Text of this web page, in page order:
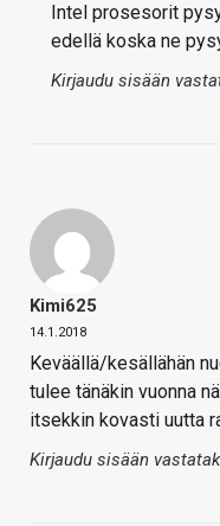
Intel prosesorit
edellä koska ne
Kirjaudu sisään
Kimi625
14.1.2018
Keväällä/kesällähän
tulee tänäkin vuonna
itsekkin kovasti uutta
Kirjaudu sisään